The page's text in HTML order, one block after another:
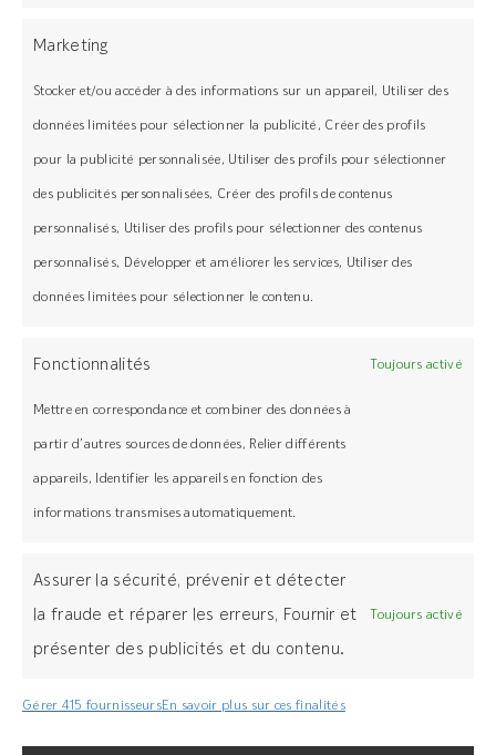
Marketing
Stocker et/ou accéder à des informations sur un appareil, Utiliser des
données limitées pour sélectionner la publicité, Créer des profils
pour la publicité personnalisée, Utiliser des profils pour sélectionner
des publicités personnalisées, Créer des profils de contenus
personnalisés, Utiliser des profils pour sélectionner des contenus
personnalisés, Développer et améliorer les services, Utiliser des
données limitées pour sélectionner le contenu.
Fonctionnalités Toujours activé
Mettre en correspondance et combiner des données à
partir d’autres sources de données, Relier différents
appareils, Identifier les appareils en fonction des
informations transmises automatiquement.
Assurer la sécurité, prévenir et détecter
la fraude et réparer les erreurs, Fournir et
présenter des publicités et du contenu.
Toujours activé
Gérer 415 fournisseursEn savoir plus sur ces finalités
Un résultat esthétique garanti
Un service client réactif
Services
Financement
Livraison
Enlèvement
Support technique
FAQ
Concept
+ 33(0)3 89 58 45 45
Z.I Bois l’Abbesse, 68660 Lièpvre
grad-system.com